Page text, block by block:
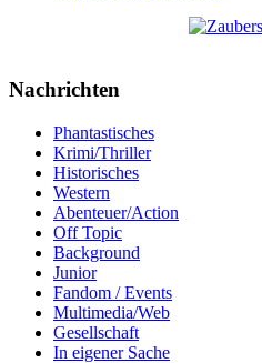
Nachrichten
Phantastisches
Krimi/Thriller
Historisches
Western
Abenteuer/Action
Off Topic
Background
Junior
Fandom / Events
Multimedia/Web
Gesellschaft
In eigener Sache